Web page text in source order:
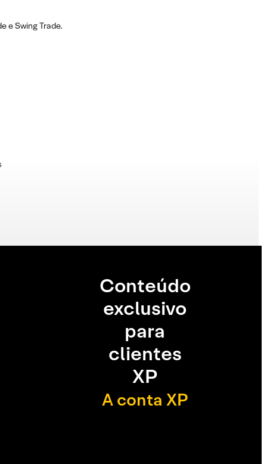
e Swing Trade.
Conteúdo
exclusivo
para
clientes
XP
A conta XP